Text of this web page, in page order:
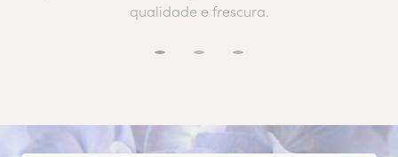
qualidade e frescura.